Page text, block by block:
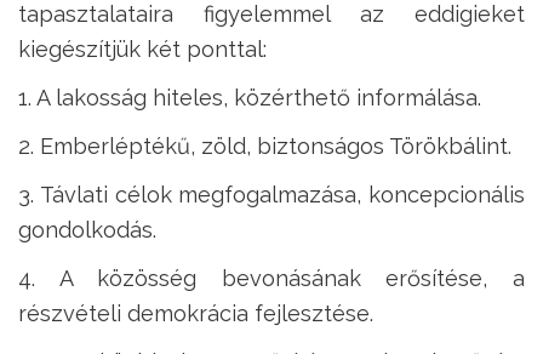
tapasztalataira figyelemmel az eddigieket
kiegészítjük két ponttal:
1. A lakosság hiteles, közérthető informálása.
2. Emberléptékű, zöld, biztonságos Törökbálint.
3. Távlati célok megfogalmazása, koncepcionális
gondolkodás.
4. A közösség bevonásának erősítése, a
részvételi demokrácia fejlesztése.